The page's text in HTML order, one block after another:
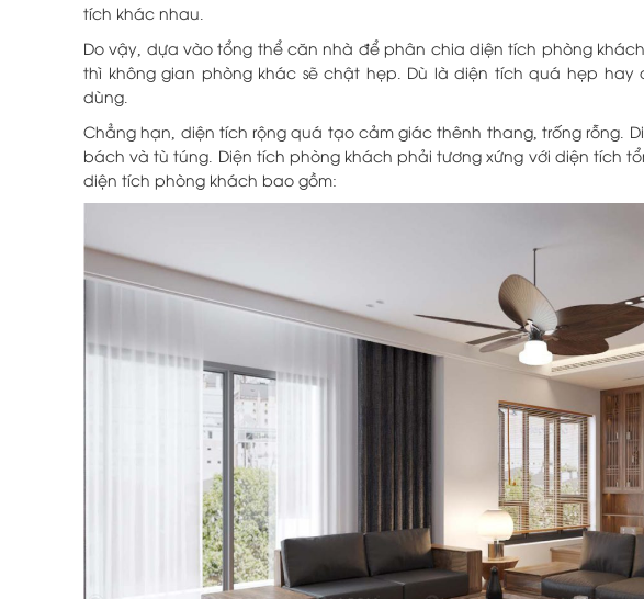
tích khác nhau.
Do vậy, dựa vào tổng thể căn nhà để phân chia diện tích phòng
thì không gian phòng khác sẽ chật hẹp. Dù là diện tích quá hẹp
dùng.
Chẳng hạn, diện tích rộng quá tạo cảm giác thênh thang, trống rỗng.
bách và tù túng. Diện tích phòng khách phải tương xứng với diện tích
diện tích phòng khách bao gồm: